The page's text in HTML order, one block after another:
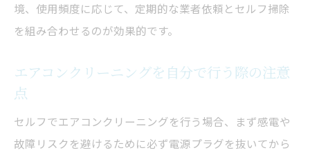
境、使用頻度に応じて、定期的な業者依頼とセルフ掃除
を組み合わせるのが効果的です。
エアコンクリーニングを自分で行う際の注意
点
セルフでエアコンクリーニングを行う場合、まず感電や
故障リスクを避けるために必ず電源プラグを抜いてから